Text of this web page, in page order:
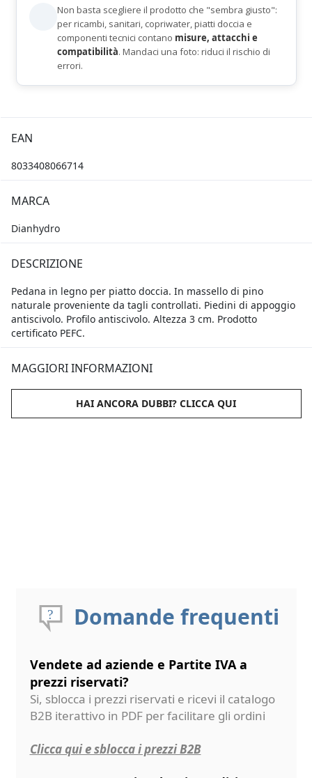
Non basta scegliere il prodotto che "sembra giusto":
per ricambi, sanitari, copriwater, piatti doccia e
componenti tecnici contano misure, attacchi e
compatibilità. Mandaci una foto: riduci il rischio di
errori.
EAN
8033408066714
MARCA
Dianhydro
DESCRIZIONE
Pedana in legno per piatto doccia. In massello di pino
naturale proveniente da tagli controllati. Piedini di appoggio
antiscivolo. Profilo antiscivolo. Altezza 3 cm. Prodotto
certificato PEFC.
MAGGIORI INFORMAZIONI
HAI ANCORA DUBBI? CLICCA QUI
Domande frequenti
Vendete ad aziende e Partite IVA a
prezzi riservati?
Si, sblocca i prezzi riservati e ricevi il catalogo
B2B iterattivo in PDF per facilitare gli ordini
Clicca qui e sblocca i prezzi B2B